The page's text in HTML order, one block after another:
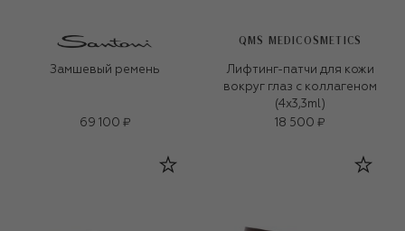
Замшевый ремень
69 100 ₽
QMS MEDICOSMETICS
Лифтинг-патчи для кожи
вокруг глаз с коллагеном
(4x3,3ml)
18 500 ₽